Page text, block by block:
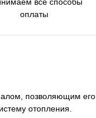
оплаты
позволяющим его
отопления.